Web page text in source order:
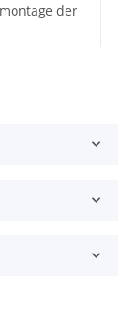
der